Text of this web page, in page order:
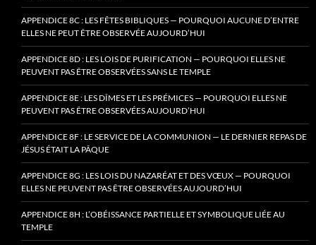
APPENDICE 8C : LES FÊTES BIBLIQUES — POURQUOI AUCUNE D’ENTRE
ELLES NE PEUT ÊTRE OBSERVÉE AUJOURD’HUI
APPENDICE 8D : LES LOIS DE PURIFICATION — POURQUOI ELLES NE
PEUVENT PAS ÊTRE OBSERVÉES SANS LE TEMPLE
APPENDICE 8E : LES DÎMES ET LES PRÉMICES — POURQUOI ELLES NE
PEUVENT PAS ÊTRE OBSERVÉES AUJOURD’HUI
APPENDICE 8F : LE SERVICE DE LA COMMUNION — LE DERNIER REPAS DE
JÉSUS ÉTAIT LA PÂQUE
APPENDICE 8G : LES LOIS DU NAZARÉAT ET DES VŒUX — POURQUOI
ELLES NE PEUVENT PAS ÊTRE OBSERVÉES AUJOURD’HUI
APPENDICE 8H : L’OBÉISSANCE PARTIELLE ET SYMBOLIQUE LIÉE AU
TEMPLE